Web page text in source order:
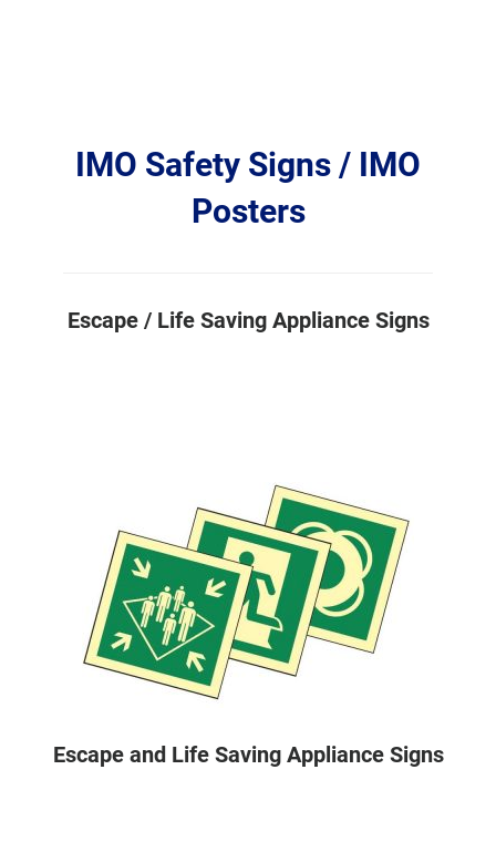
IMO Safety Signs / IMO
Posters
Escape / Life Saving Appliance Signs
Escape and Life Saving Appliance Signs